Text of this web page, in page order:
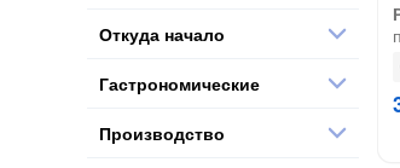
Откуда начало
Гастрономические
Производство